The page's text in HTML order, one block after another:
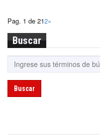
Pag. 1 de 212»
Buscar
Buscar